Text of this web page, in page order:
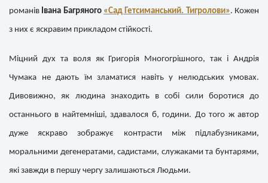
романів Івана Багряного «Сад Гетсиманський. Тигролови». Кожен
з них є яскравим прикладом стійкості.
Міцний дух та воля як Григорія Многогрішного, так і Андрія
Чумака не дають їм зламатися навіть у нелюдських умовах.
Дивовижно, як людина знаходить в собі сили боротися до
останнього в найтемніші, здавалося б, години. До того ж автор
дуже яскраво зображує контрасти між підлабузниками,
моральними дегенератами, садистами, служаками та бунтарями,
які завжди в першу чергу залишаються Людьми.